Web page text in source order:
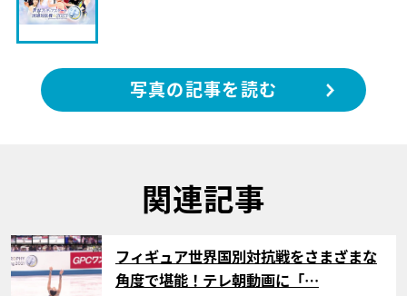
写真の記事を読む
関連記事
サムネイル
フィギュア世界国別対抗戦をさまざまな
角度で堪能！テレ朝動画に「…